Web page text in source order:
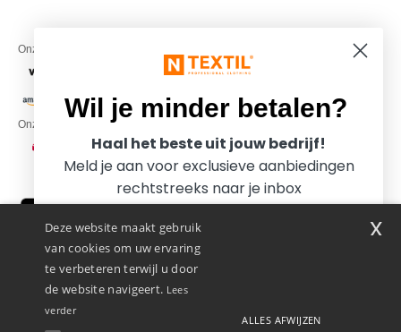
Onze financiële partners
Onze transporteurs
Deze website maakt gebruik
van cookies om uw ervaring
te verbeteren terwijl u door
de website navigeert. Lees
verder
ALLES AFWIJZEN
x
Wil je minder betalen?
Haal het beste uit jouw bedrijf!
Meld je aan voor exclusieve aanbiedingen
rechtstreeks naar je inbox